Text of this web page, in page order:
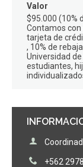
+562
Valor
$95.000 (10%
Contamos
tarjeta de
10% de
Universidad
estudiantes,